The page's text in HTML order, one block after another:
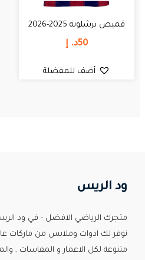
قميص برشلونة 2025-2026
50د. إ
أضف للمفضلة
ود الريس
نوفر لك ادوات وملابس من ماركات
متنوعة لكل الاعمار و المقاسات ,